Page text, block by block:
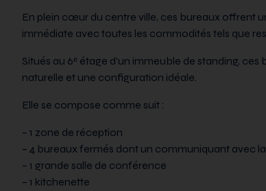
En plein cœur du centre ville, ces bureaux offrent
immédiate avec toutes les commodités tels que
Situés au 6ᵉ étage d’un immeuble de standing,
naturelle et une configuration idéale.
Elle se compose comme suit :
– 1 zone de réception
– 4 bureaux fermés dont un communiquant avec
– 1 grande salle de conférence
– 1 kitchenette